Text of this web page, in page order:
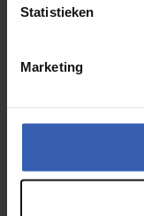
Statistieken
MarketingMaak een